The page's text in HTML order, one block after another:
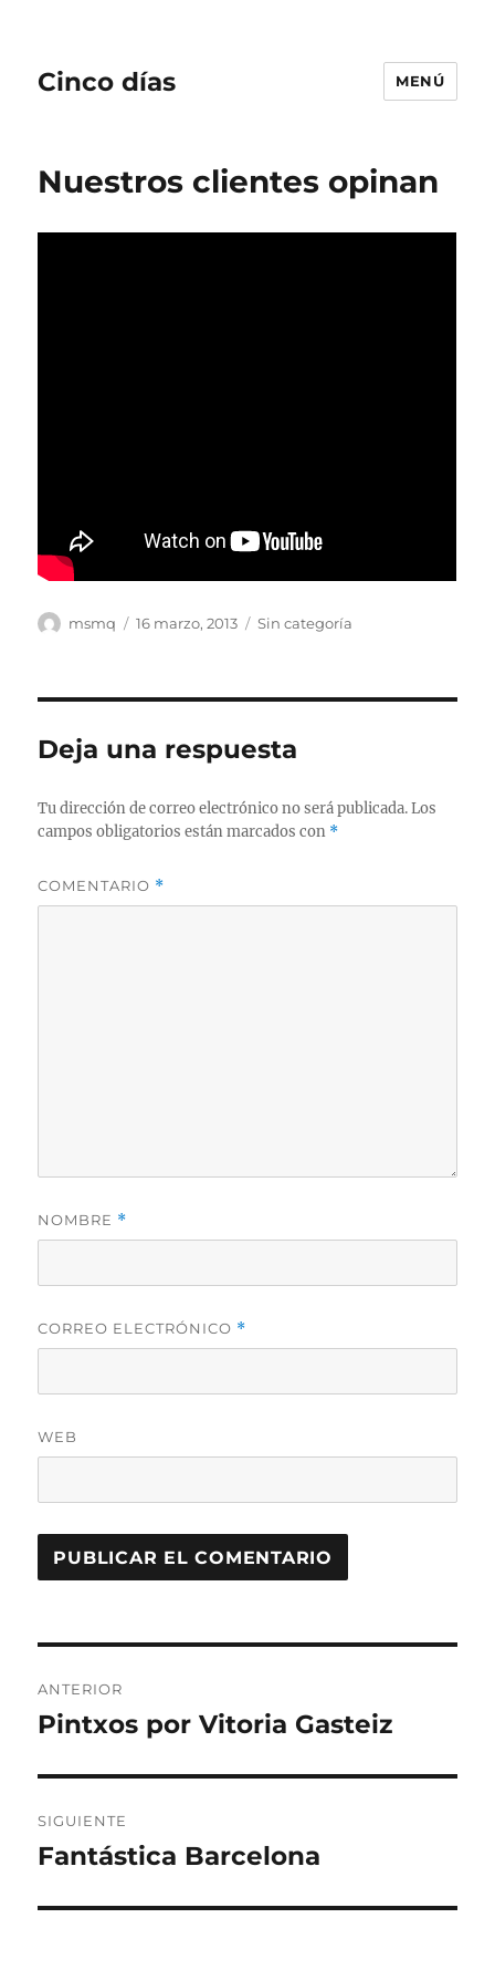
Cinco días MENÚ
Nuestros clientes opinan
Autor
msmq
Publicado
16 marzo, 2013 Categorías
Sin categoría
Deja una respuesta
Tu dirección de correo electrónico no será publicada. Los
campos obligatorios están marcados con *
COMENTARIO *
NOMBRE *
CORREO ELECTRÓNICO *
WEB
de
ANTERIOR
Entrada
Pintxos por Vitoria Gasteiz
SIGUIENTE
Entrada
Fantástica Barcelona